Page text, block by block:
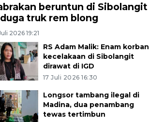
beruntun di Sibolangit
truk rem blong
2026 19:21
RS Adam Malik: Enam korban
kecelakaan di Sibolangit
dirawat di IGD
17 Juli 2026 16:30
Longsor tambang ilegal di
Madina, dua penambang
tewas tertimbun